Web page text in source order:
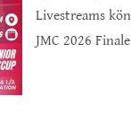
Livestreams
JMC 2026